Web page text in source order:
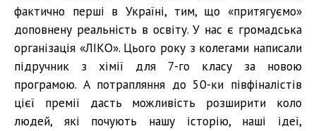
фактично перші в Україні, тим, що «притягуємо»
доповнену реальність в освіту. У нас є громадська
організація «ЛІКО». Цього року з колегами написали
підручник з хімії для 7-го класу за новою
програмою. А потрапляння до 50-ки півфіналістів
цієї премії дасть можливість розширити коло
людей, які почують нашу історію, наші ідеї,